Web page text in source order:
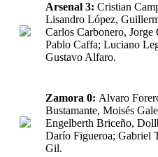
Arsenal 3: Cristian
Lisandro López,
Carlos Carbonero,
Pablo Caffa; Luciano
Gustavo Alfaro.
Zamora 0: Alvaro
Bustamante, Moisés
Engelberth Briceño,
Darío Figueroa; Gabriel
Gil.